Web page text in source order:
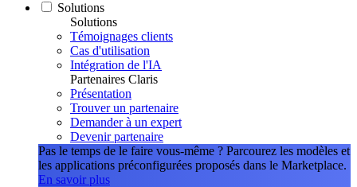
Solutions
Solutions
Témoignages clients
Cas d'utilisation
Intégration de l'IA
Partenaires Claris
Présentation
Trouver un partenaire
Demander à un expert
Devenir partenaire
Pas le temps de le faire vous-même ? Parcourez les modèles et
les applications préconfigurées proposés dans le Marketplace.
En savoir plus